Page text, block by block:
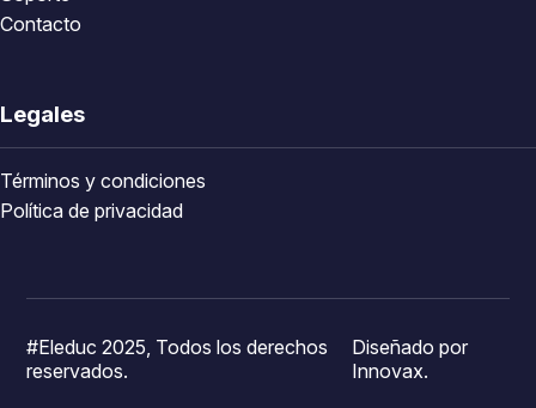
Contacto
Legales
Términos y condiciones
Política de privacidad
#Eleduc 2025, Todos los derechos
reservados.
Diseñado por
Innovax.